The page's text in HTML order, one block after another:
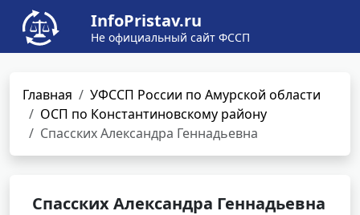
InfoPristav.ru
Не официальный сайт ФССП
Главная
УФССП России по Амурской области
ОСП по Константиновскому району
Спасских Александра Геннадьевна
Спасских Александра Геннадьевна